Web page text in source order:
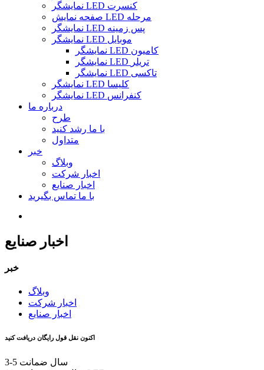
نمایشگر LED کنسرت
صفحه نمایش LED مرحله
نمایشگر LED پس زمینه
نمایشگر LED موبایل
نمایشگر LED کامیون
نمایشگر LED تریلر
نمایشگر LED تاکسی
نمایشگر LED کلیسا
نمایشگر LED کنفرانس
درباره ما
طرح
با ما رشد کنید
متداول
خبر
وبلاگ
اخبار شرکت
اخبار صنایع
با ما تماس بگیرید
اخبار صنایع
خبر
وبلاگ
اخبار شرکت
اخبار صنایع
اکنون نقل قول رایگان دریافت کنید
3-5 سال ضمانت